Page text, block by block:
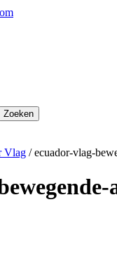
Zoeken
Vlag / ecuador-vlag-